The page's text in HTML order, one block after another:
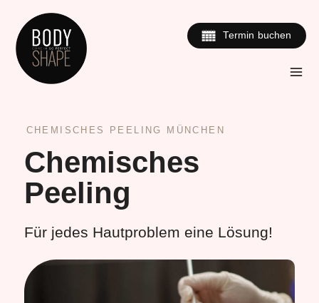
Inhalt
springen
Termin buchen
CHEMISCHES PEELING MÜNCHEN
Chemisches
Peeling
Für jedes Hautproblem eine Lösung!